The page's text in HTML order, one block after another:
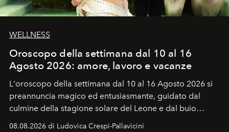
WELLNESS
Oroscopo della settimana dal 10 al 16
Agosto 2026: amore, lavoro e vacanze
L'oroscopo della settimana dal 10 al 16 Agosto 2026 si
preannuncia magico ed entusiasmante, guidato dal
culmine della stagione solare del Leone e dal buio
favorevole della Luna nuova in Leone del 12 agosto,
08.08.2026 di Ludovica Crespi-Pallavicini